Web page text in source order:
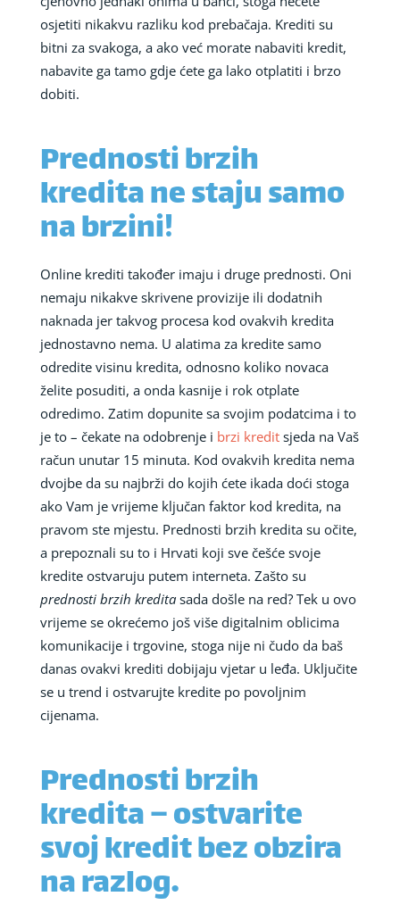
osjetiti nikakvu razliku kod prebačaja. Krediti su
bitni za svakoga, a ako već morate nabaviti kredit,
nabavite ga tamo gdje ćete ga lako otplatiti i brzo
dobiti.
Prednosti brzih
kredita ne staju samo
na brzini!
Online krediti također imaju i druge prednosti. Oni
nemaju nikakve skrivene provizije ili dodatnih
naknada jer takvog procesa kod ovakvih kredita
jednostavno nema. U alatima za kredite samo
odredite visinu kredita, odnosno koliko novaca
želite posuditi, a onda kasnije i rok otplate
odredimo. Zatim dopunite sa svojim podatcima i to
je to – čekate na odobrenje i brzi kreditsjeda na Vaš
račun unutar 15 minuta. Kod ovakvih kredita nema
dvojbe da su najbrži do kojih ćete ikada doći stoga
ako Vam je vrijeme ključan faktor kod kredita, na
pravom ste mjestu. Prednosti brzih kredita su očite,
a prepoznali su to i Hrvati koji sve češće svoje
kredite ostvaruju putem interneta. Zašto su
prednosti brzih kreditasada došle na red? Tek u ovo
vrijeme se okrećemo još više digitalnim oblicima
komunikacije i trgovine, stoga nije ni čudo da baš
danas ovakvi krediti dobijaju vjetar u leđa. Uključite
se u trend i ostvarujte kredite po povoljnim
cijenama.
Prednosti brzih
kredita – ostvarite
svoj kredit bez obzira
na razlog.